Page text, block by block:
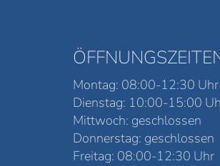
Montag: 08:00-12:30 Uhr
Dienstag: 10:00-15:00
Mittwoch: geschlossen
Donnerstag: geschlossen
Freitag: 08:00-12:30 Uhr